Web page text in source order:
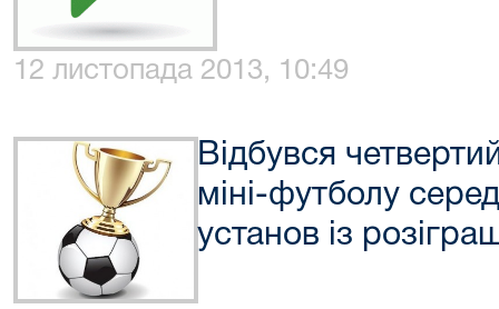
12 листопада 2013, 10:49
Відбувся
міні-футболу
установ із